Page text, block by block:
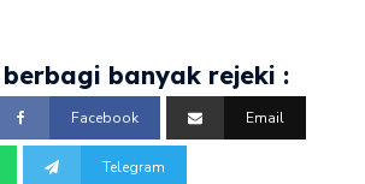
banyak rejeki :
Facebook Email
Telegram